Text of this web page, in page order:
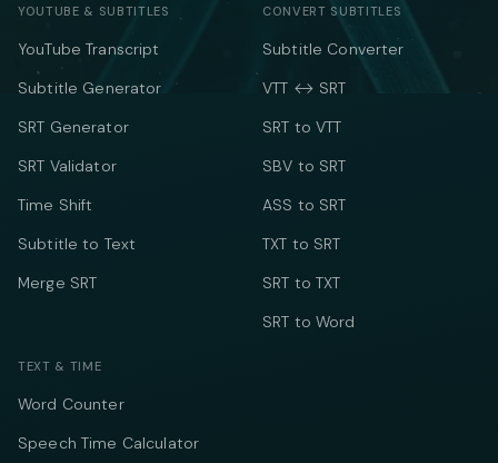
YOUTUBE & SUBTITLES
YouTube Transcript
Subtitle Generator
SRT Generator
SRT Validator
Time Shift
Subtitle to Text
Merge SRT
CONVERT SUBTITLES
Subtitle Converter
VTT ↔ SRT
SRT to VTT
SBV to SRT
ASS to SRT
TXT to SRT
SRT to TXT
SRT to Word
TEXT & TIME
Word Counter
Speech Time Calculator